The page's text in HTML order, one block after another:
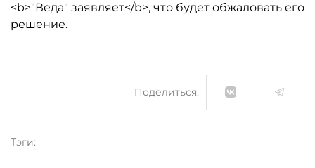
<b>"Веда" заявляет</b>, что будет обжаловать его
решение.
Поделиться:
Тэги: